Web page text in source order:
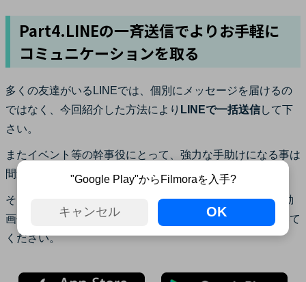
Part4.LINEの一斉送信でよりお手軽に
コミュニケーションを取る
多くの友達がいるLINEでは、個別にメッセージを届けるの
ではなく、今回紹介した方法により LINEで一括送信して下
さい。
またイベント等の幹事役にとって、強力な手助けになる事は
間違いありません。
そして、Filmoraは初心者を始め多くのユーザーにとって動
画作成の楽しみを教えてくれるソフトです。ぜひ試してみて
ください。
"Google Play"からFilmoraを入手?
キャンセル OK